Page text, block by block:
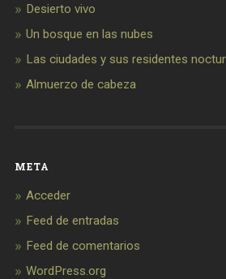
Desierto vivo
Un bosque en las nubes
Las ciudades y sus residentes
Almuerzo de cabeza
META
Acceder
Feed de entradas
Feed de comentarios
WordPress.org